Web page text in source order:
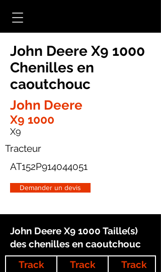
John Deere X9 1000
Chenilles en
caoutchouc
John Deere
X9 1000
X9
Tracteur
AT152P914044051
Demander un devis
John Deere X9 1000 Taille(s)
des chenilles en caoutchouc
Track
Track
Track